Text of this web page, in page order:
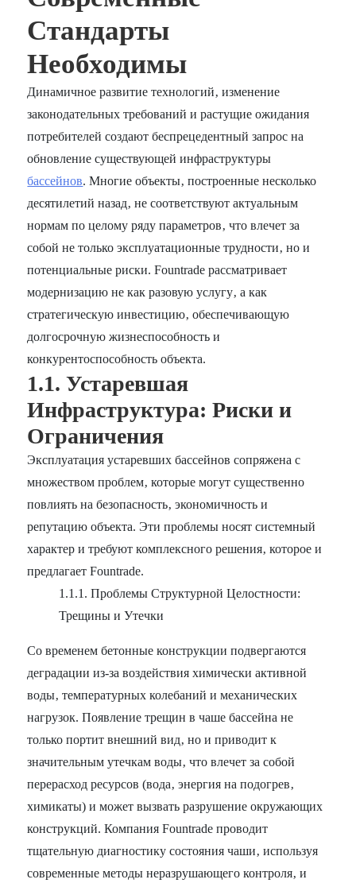
Стандарты
Необходимы
Динамичное развитие технологий‚ изменение
законодательных требований и растущие ожидания
потребителей создают беспрецедентный запрос на
обновление существующей инфраструктуры
бассейнов. Многие объекты‚ построенные несколько
десятилетий назад‚ не соответствуют актуальным
нормам по целому ряду параметров‚ что влечет за
собой не только эксплуатационные трудности‚ но и
потенциальные риски. Fountrade рассматривает
модернизацию не как разовую услугу‚ а как
стратегическую инвестицию‚ обеспечивающую
долгосрочную жизнеспособность и
конкурентоспособность объекта.
1.1. Устаревшая
Инфраструктура: Риски и
Ограничения
Эксплуатация устаревших бассейнов сопряжена с
множеством проблем‚ которые могут существенно
повлиять на безопасность‚ экономичность и
репутацию объекта. Эти проблемы носят системный
характер и требуют комплексного решения‚ которое и
предлагает Fountrade.
1.1.1. Проблемы Структурной Целостности:
Трещины и Утечки
Со временем бетонные конструкции подвергаются
деградации из-за воздействия химически активной
воды‚ температурных колебаний и механических
нагрузок. Появление трещин в чаше бассейна не
только портит внешний вид‚ но и приводит к
значительным утечкам воды‚ что влечет за собой
перерасход ресурсов (вода‚ энергия на подогрев‚
химикаты) и может вызвать разрушение окружающих
конструкций. Компания Fountrade проводит
тщательную диагностику состояния чаши‚ используя
современные методы неразрушающего контроля‚ и